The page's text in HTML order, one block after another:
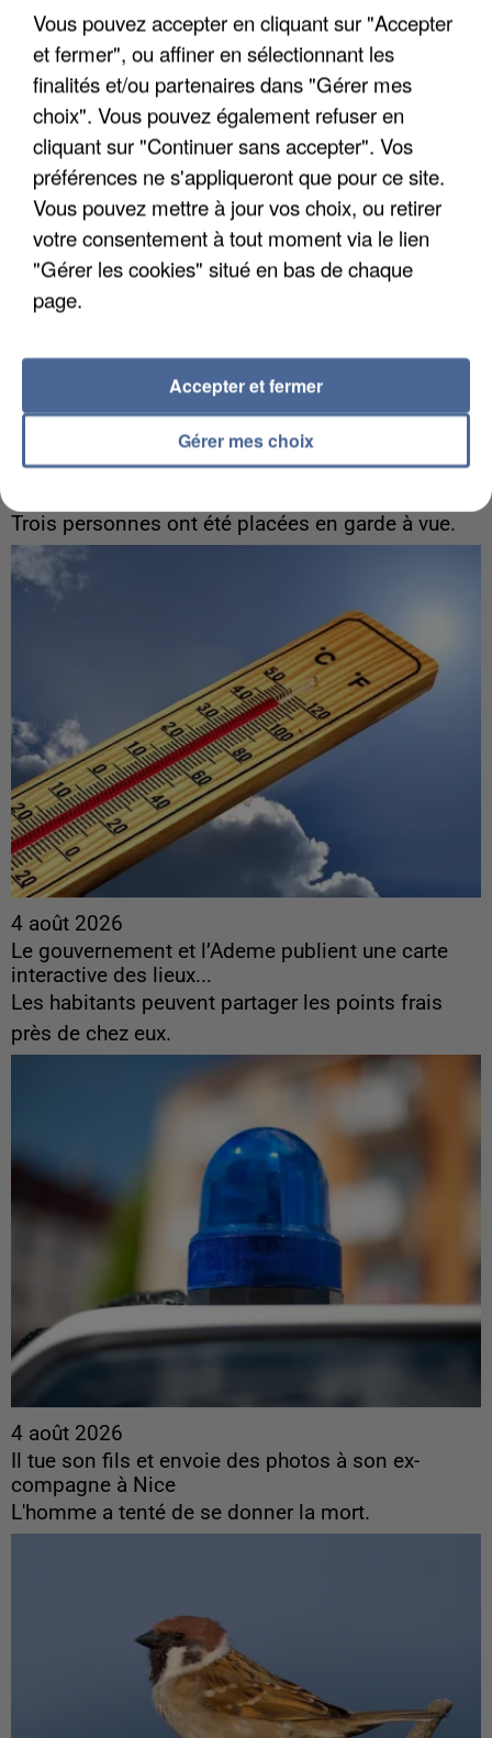
Il est soupçonné d'y avoir mené ses opérations en
France.
Une enquête ouverte à Marseille après la
Trois personnes ont été placées en garde à vue.
4 août 2026
Le gouvernement et l’Ademe publient une carte
interactive des lieux...
Les habitants peuvent partager les points frais
près de chez eux.
4 août 2026
Il tue son fils et envoie des photos à son ex-
compagne à Nice
L'homme a tenté de se donner la mort.
Vous pouvez accepter en cliquant sur "Accepter
et fermer", ou affiner en sélectionnant les
finalités et/ou partenaires dans "Gérer mes
choix". Vous pouvez également refuser en
cliquant sur "Continuer sans accepter". Vos
préférences ne s'appliqueront que pour ce site.
Vous pouvez mettre à jour vos choix, ou retirer
votre consentement à tout moment via le lien
"Gérer les cookies" situé en bas de chaque
page.
Gérer mes choix
Accepter et fermer